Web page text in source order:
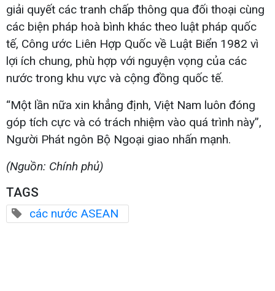
giải quyết các tranh chấp thông qua đối thoại cùng
các biện pháp hoà bình khác theo luật pháp quốc
tế, Công ước Liên Hợp Quốc về Luật Biển 1982 vì
lợi ích chung, phù hợp với nguyện vọng của các
nước trong khu vực và cộng đồng quốc tế.
“Một lần nữa xin khẳng định, Việt Nam luôn đóng
góp tích cực và có trách nhiệm vào quá trình này”,
Người Phát ngôn Bộ Ngoại giao nhấn mạnh.
(Nguồn: Chính phủ)
TAGS
các nước ASEAN